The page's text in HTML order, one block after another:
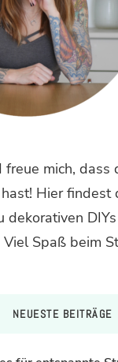
freue mich, dass
Hier findest
dekorativen
Spaß beim
NEUESTE BEITRÄGE